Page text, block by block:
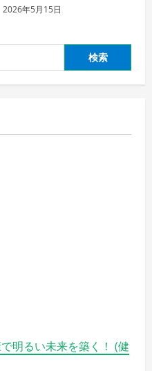
2026年5月15日
明るい未来を築く！ (健